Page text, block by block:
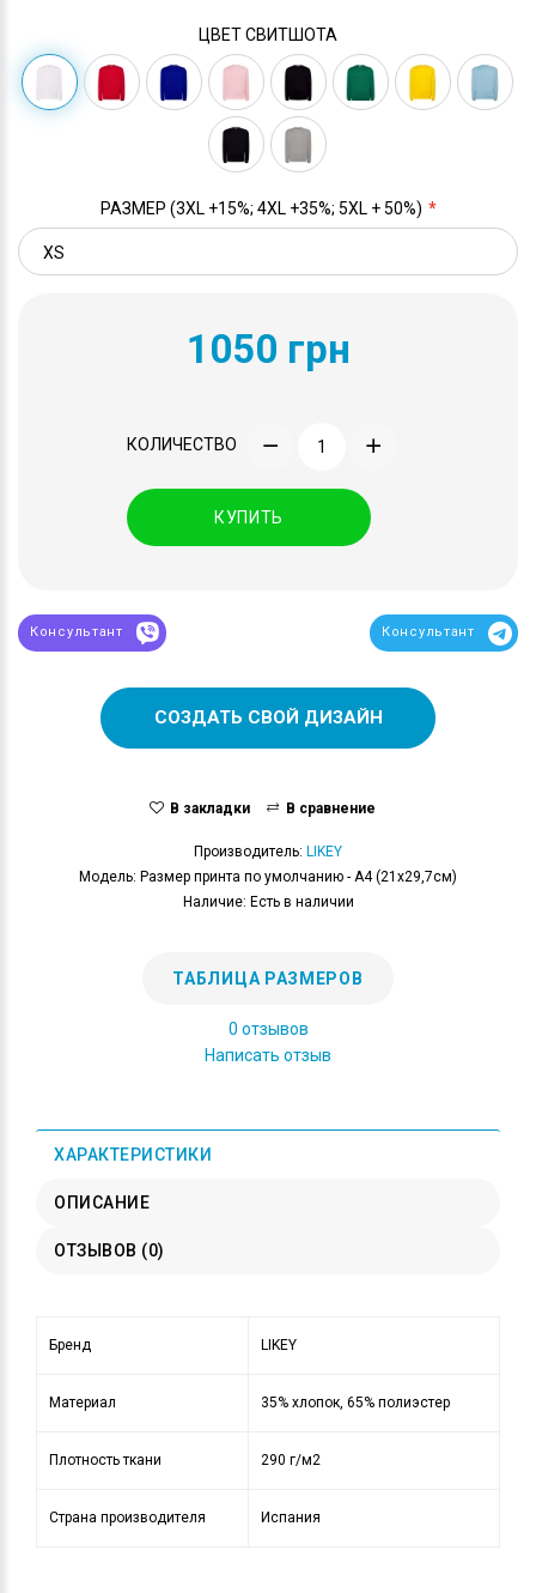
ЦВЕТ СВИТШОТА
РАЗМЕР (3XL +15%; 4XL +35%; 5XL + 50%)
1050 грн
КОЛИЧЕСТВО
КУПИТЬ
Консультант Консультант
СОЗДАТЬ СВОЙ ДИЗАЙН
В закладки В сравнение
Производитель: LIKEY
Модель: Размер принта по умолчанию - А4 (21x29,7см)
Наличие: Есть в наличии
ТАБЛИЦА РАЗМЕРОВ
0 отзывов
Написать отзыв
ХАРАКТЕРИСТИКИ
ОПИСАНИЕ
ОТЗЫВОВ (0)
Бренд LIKEY
Материал 35% хлопок, 65% полиэстер
Плотность ткани 290 г/м2
Страна производителя Испания